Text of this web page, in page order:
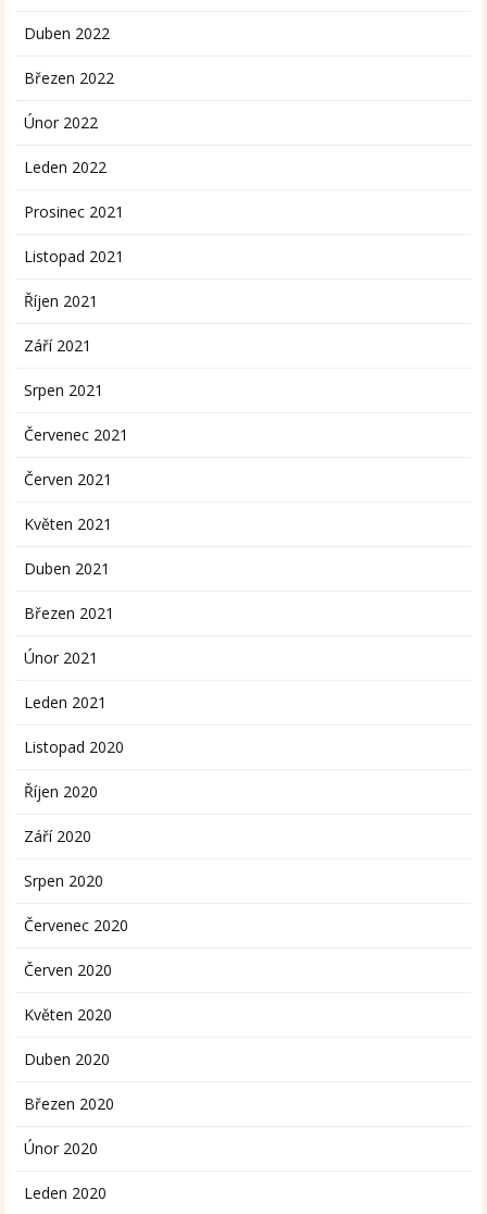
Duben 2022
Březen 2022
Únor 2022
Leden 2022
Prosinec 2021
Listopad 2021
Říjen 2021
Září 2021
Srpen 2021
Červenec 2021
Červen 2021
Květen 2021
Duben 2021
Březen 2021
Únor 2021
Leden 2021
Listopad 2020
Říjen 2020
Září 2020
Srpen 2020
Červenec 2020
Červen 2020
Květen 2020
Duben 2020
Březen 2020
Únor 2020
Leden 2020